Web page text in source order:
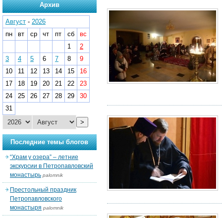
Архив
Август - 2026
пн
вт ср чт пт сб
вс
1
2
3
4 5 6 7 8
9
10
11 12 13 14 15
16
17
18 19 20 21 22
23
24
25 26 27 28 29
30
31
>
Последние темы блогов
“Храм у озера” – летние
экскурсии в Петропавловский
монастырь palomnik
Престольный праздник
Петропавловского
монастыря palomnik